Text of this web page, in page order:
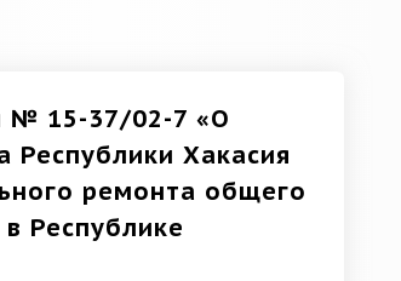
№ 15-37/02-7 «О
Республики Хакасия
ремонта общего
Республике